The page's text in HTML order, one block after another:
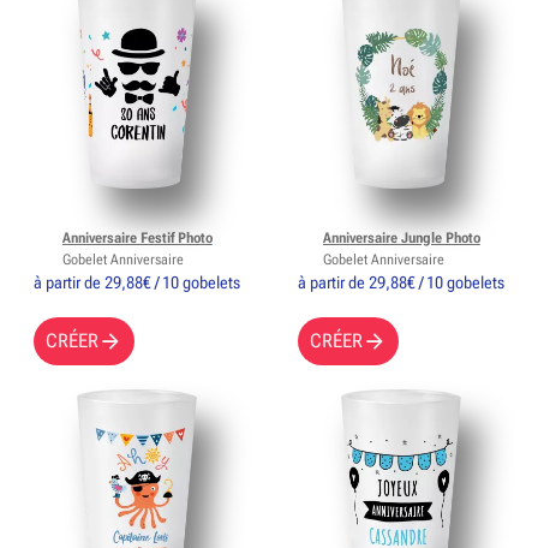
à partir de 29,88€ / 10 gobelets
CRÉER
Anniversaire Festif Photo
Gobelet Anniversaire
à partir de 29,88€ / 10 gobelets
CRÉER
Anniversaire Jungle Photo
Gobelet Anniversaire